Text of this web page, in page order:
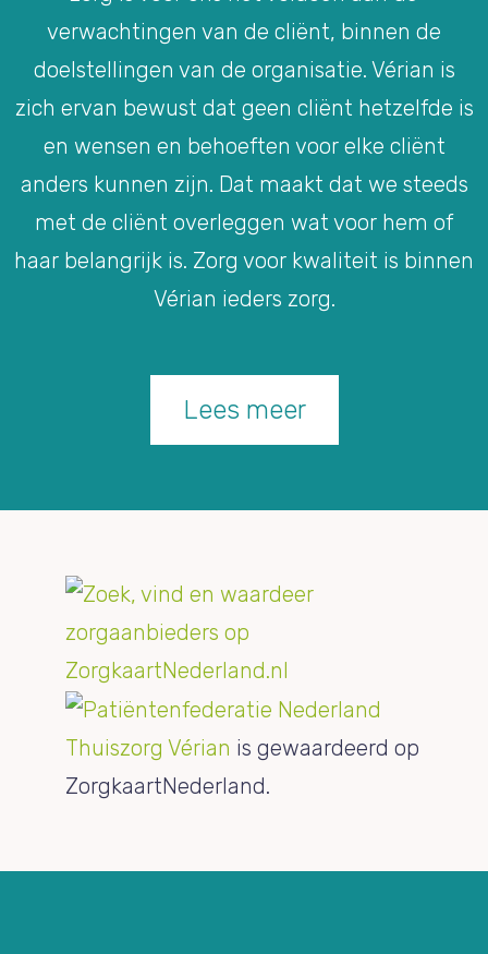
verwachtingen van de cliënt, binnen de
doelstellingen van de organisatie. Vérian is
zich ervan bewust dat geen cliënt hetzelfde is
en wensen en behoeften voor elke cliënt
anders kunnen zijn. Dat maakt dat we steeds
met de cliënt overleggen wat voor hem of
haar belangrijk is. Zorg voor kwaliteit is binnen
Vérian ieders zorg.
Lees meer
Thuiszorg Vérian is gewaardeerd op
ZorgkaartNederland.